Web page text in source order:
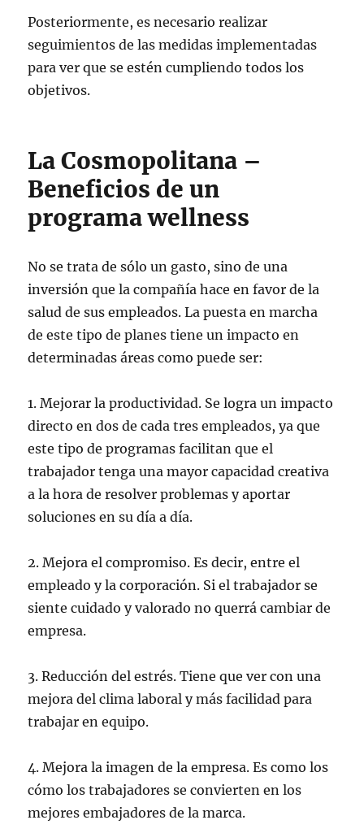
Posteriormente, es necesario realizar
seguimientos de las medidas implementadas
para ver que se estén cumpliendo todos los
objetivos.
La Cosmopolitana –
Beneficios de un
programa wellness
No se trata de sólo un gasto, sino de una
inversión que la compañía hace en favor de la
salud de sus empleados. La puesta en marcha
de este tipo de planes tiene un impacto en
determinadas áreas como puede ser:
1. Mejorar la productividad. Se logra un impacto
directo en dos de cada tres empleados, ya que
este tipo de programas facilitan que el
trabajador tenga una mayor capacidad creativa
a la hora de resolver problemas y aportar
soluciones en su día a día.
2. Mejora el compromiso. Es decir, entre el
empleado y la corporación. Si el trabajador se
siente cuidado y valorado no querrá cambiar de
empresa.
3. Reducción del estrés. Tiene que ver con una
mejora del clima laboral y más facilidad para
trabajar en equipo.
4. Mejora la imagen de la empresa. Es como los
cómo los trabajadores se convierten en los
mejores embajadores de la marca.